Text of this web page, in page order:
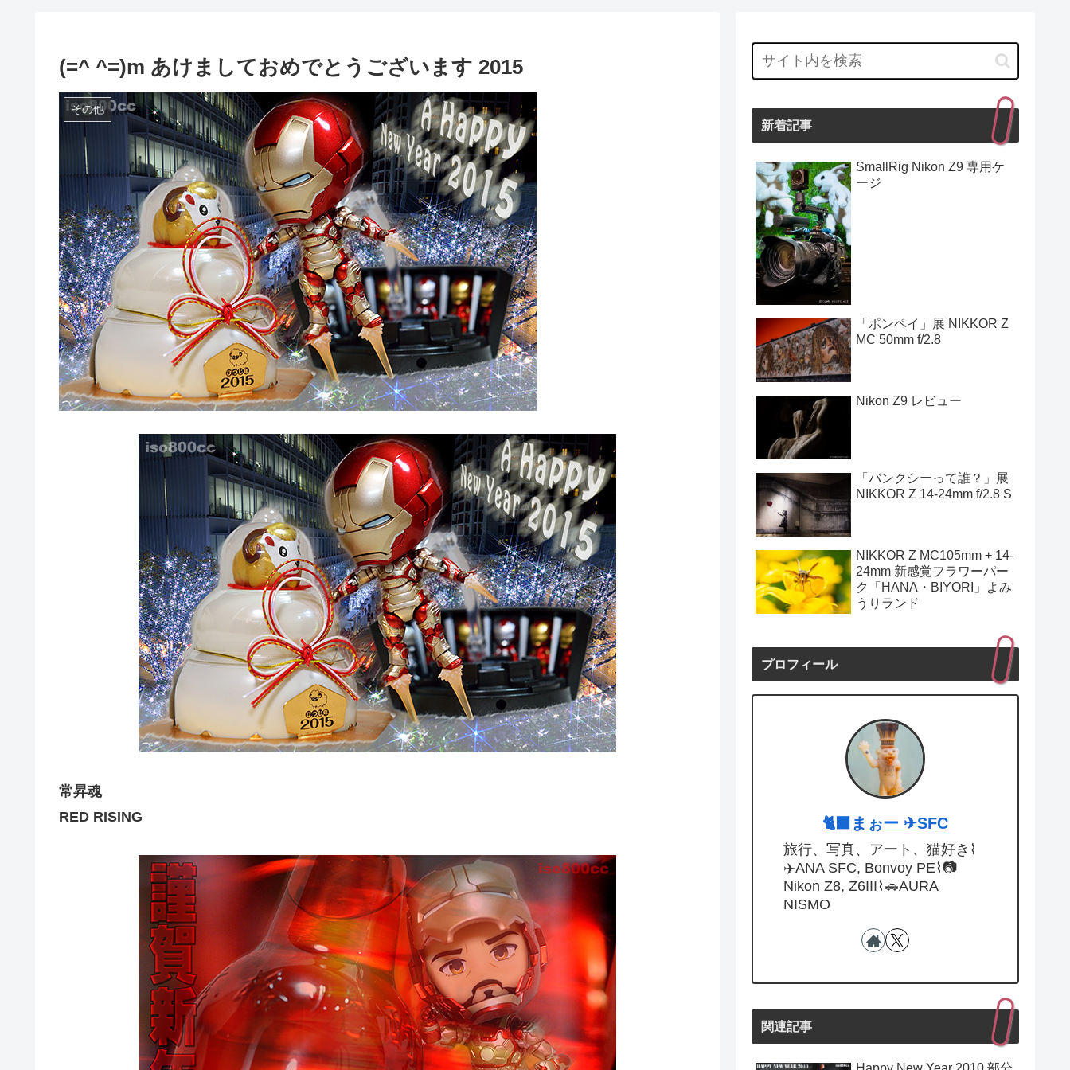
(=^ ^=)m あけましておめでとうございます 2015
その他
常昇魂
RED RISING
新着記事
SmallRig Nikon Z9 専用ケ
ージ
「ポンペイ」展 NIKKOR Z
MC 50mm f/2.8
Nikon Z9 レビュー
「バンクシーって誰？」展
NIKKOR Z 14-24mm f/2.8 S
NIKKOR Z MC105mm + 14-
24mm 新感覚フラワーパー
ク「HANA・BIYORI」よみ
うりランド
プロフィール
🐈‍⬛まぉー ✈︎SFC
旅行、写真、アート、猫好き⌇
✈️ANA SFC, Bonvoy PE⌇📷
Nikon Z8, Z6III⌇🚗AURA
NISMO
関連記事